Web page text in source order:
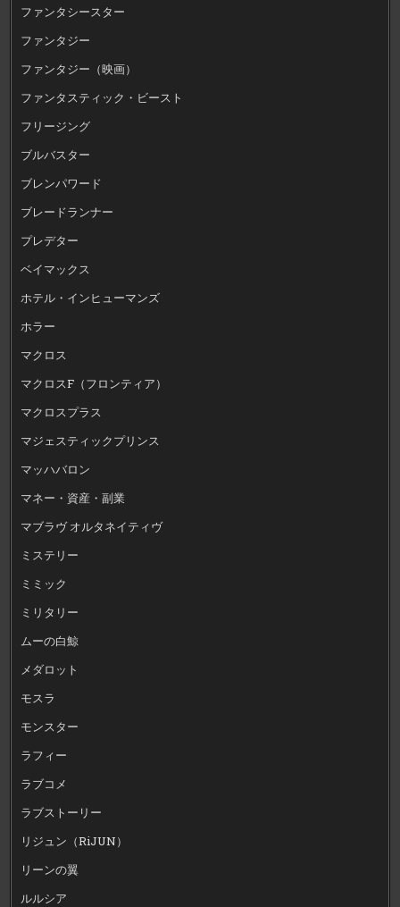
ファンタシースター
ファンタジー
ファンタジー（映画）
ファンタスティック・ビースト
フリージング
ブルバスター
ブレンパワード
ブレードランナー
プレデター
ベイマックス
ホテル・インヒューマンズ
ホラー
マクロス
マクロスF（フロンティア）
マクロスプラス
マジェスティックプリンス
マッハバロン
マネー・資産・副業
マブラヴ オルタネイティヴ
ミステリー
ミミック
ミリタリー
ムーの白鯨
メダロット
モスラ
モンスター
ラフィー
ラブコメ
ラブストーリー
リジュン（RiJUN）
リーンの翼
ルルシア